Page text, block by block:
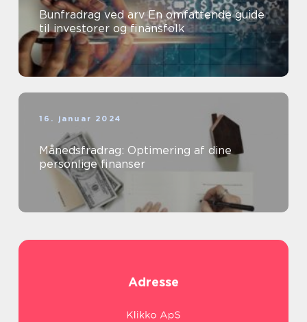
Bunfradrag ved arv En omfattende guide
til investorer og finansfolk
16. januar 2024
Månedsfradrag: Optimering af dine
personlige finanser
Adresse